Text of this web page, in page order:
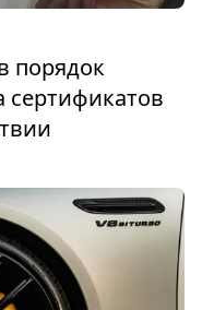
порядок
сертификатов